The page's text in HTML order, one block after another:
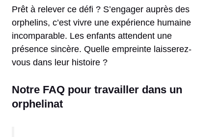
Prêt à relever ce défi ? S’engager auprès des
orphelins, c’est vivre une expérience humaine
incomparable. Les enfants attendent une
présence sincère. Quelle empreinte laisserez-
vous dans leur histoire ?
Notre FAQ pour travailler dans un
orphelinat